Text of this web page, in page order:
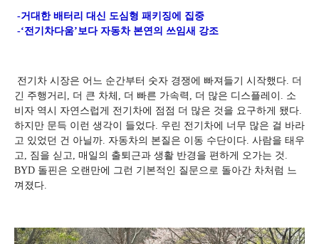
-거대한 배터리 대신 도심형 패키징에 집중
-‘전기차다움’보다 자동차 본연의 쓰임새 강조
전기차 시장은 어느 순간부터 숫자 경쟁에 빠져들기 시작했다. 더
긴 주행거리, 더 큰 차체, 더 빠른 가속력, 더 많은 디스플레이. 소
비자 역시 자연스럽게 전기차에 점점 더 많은 것을 요구하게 됐다.
하지만 문득 이런 생각이 들었다. 우린 전기차에 너무 많은 걸 바라
고 있었던 건 아닐까. 자동차의 본질은 이동 수단이다. 사람을 태우
고, 짐을 싣고, 매일의 출퇴근과 생활 반경을 편하게 오가는 것.
BYD 돌핀은 오랜만에 그런 기본적인 질문으로 돌아간 차처럼 느
껴졌다.